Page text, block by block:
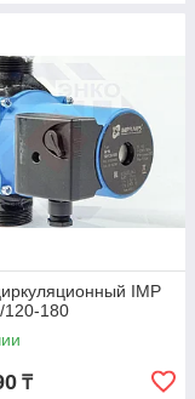
IMP
120-180
₸